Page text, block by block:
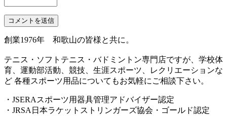
創業1976年 和歌山の皆様と共に。
テニス・ソフトテニス・バドミントン専門店ですが、学校体
育、運動部活動、競技、生涯スポーツ、レクリエーションな
ど 各種スポーツ用品についてもお気軽にご相談下さい。
・JSERAスポーツ用器具管理アドバイザー認定
・JRSA日本ラケットストリンガーズ協会・ゴールド認定